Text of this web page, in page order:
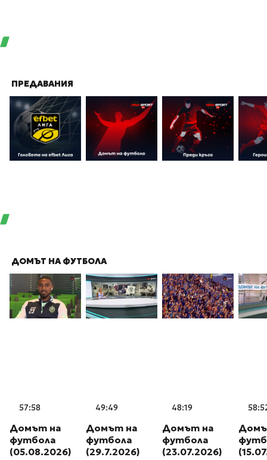
ПРЕДАВАНИЯ
ДОМЪТ НА ФУТБОЛА
57:58
Домът на
футбола
(05.08.2026)
49:49
Домът на
футбола
(29.7.2026)
48:19
Домът на
футбола
(23.07.2026)